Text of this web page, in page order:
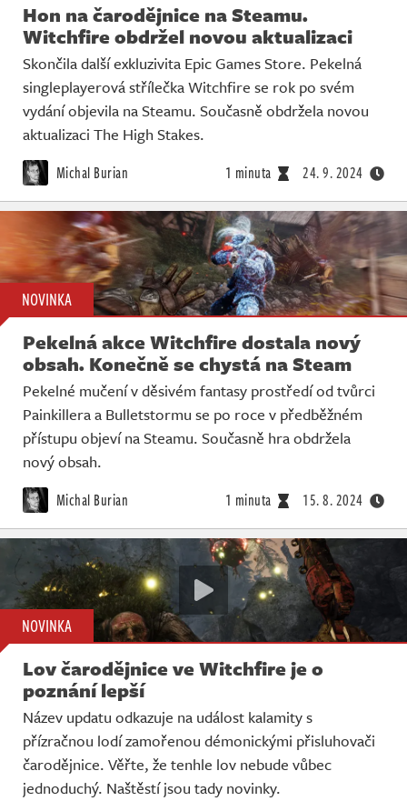
Hon na čarodějnice na Steamu.
Witchfire obdržel novou aktualizaci
Skončila další exkluzivita Epic Games Store. Pekelná
singleplayerová střílečka Witchfire se rok po svém
vydání objevila na Steamu. Současně obdržela novou
aktualizaci The High Stakes.
Michal Burian 1 minuta 24. 9. 2024
NOVINKA
Pekelná akce Witchfire dostala nový
obsah. Konečně se chystá na Steam
Pekelné mučení v děsivém fantasy prostředí od tvůrci
Painkillera a Bulletstormu se po roce v předběžném
přístupu objeví na Steamu. Současně hra obdržela
nový obsah.
Michal Burian 1 minuta 15. 8. 2024
NOVINKA
Lov čarodějnice ve Witchfire je o
poznání lepší
Název updatu odkazuje na událost kalamity s
přízračnou lodí zamořenou démonickými přisluhovači
čarodějnice. Věřte, že tenhle lov nebude vůbec
jednoduchý. Naštěstí jsou tady novinky.